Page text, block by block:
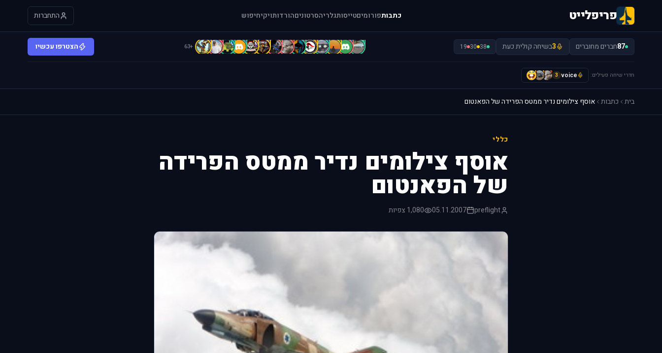
פריפלייט כתבותפורומיםטייסותגלריהסרטוניםהורדותויקיחיפוש התחברות
87חברים מחוברים 3בשיחה קולית כעת 38
30
19
[
a
A
a
A
A
A
A
b
b
B
C
c
C
+63 הצטרפו עכשיו
חדרי שיחה פעילים: voice
3
A
I
I
בית כתבות אוסף צילומים נדיר ממטס הפרידה של הפאנטום
כללי
אוסף צילומים נדיר ממטס הפרידה
של הפאנטום
preflight
05.11.2007 1,080 צפיות